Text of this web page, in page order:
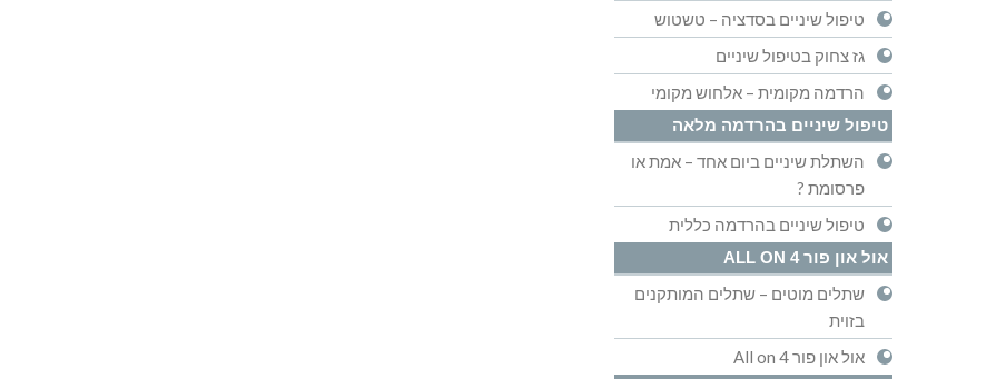
טיפול שיניים בסדציה – טשטוש
גז צחוק בטיפול שיניים
הרדמה מקומית – אלחוש מקומי
טיפול שיניים בהרדמה מלאה
השתלת שיניים ביום אחד – אמת או
פרסומת ?
טיפול שיניים בהרדמה כללית
אול און פור ALL ON 4
שתלים מוטים – שתלים המותקנים
בזוית
אול און פור All on 4